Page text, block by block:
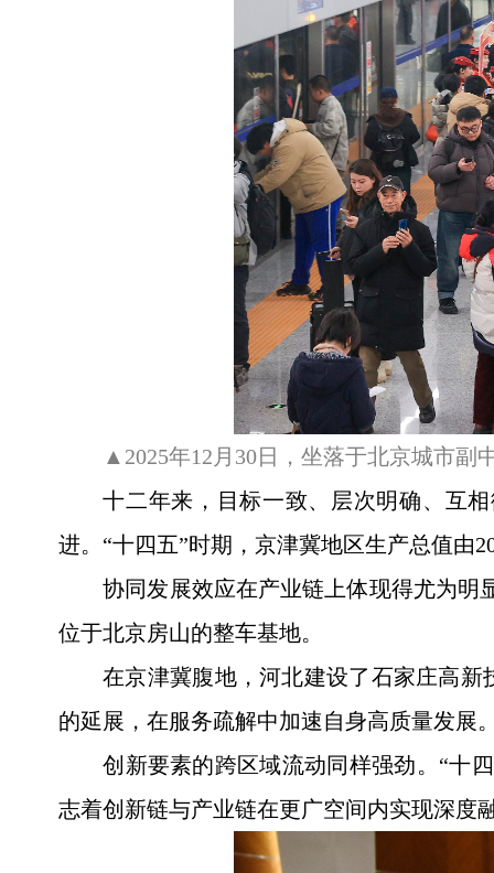
▲2025年12月30日，坐落于北京城市副
十二年来，目标一致、层次明确、互
进。“十四五”时期，京津冀地区生产总值由
协同发展效应在产业链上体现得尤为明
位于北京房山的整车基地。
在京津冀腹地，河北建设了石家庄高
的延展，在服务疏解中加速自身高质量发展
创新要素的跨区域流动同样强劲。“十
志着创新链与产业链在更广空间内实现深度